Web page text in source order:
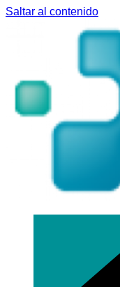
Saltar al contenido